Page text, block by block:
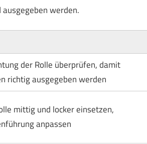
werden.
der Rolle überprüfen, damit
richtig ausgegeben werden
mittig und locker einsetzen,
anpassen